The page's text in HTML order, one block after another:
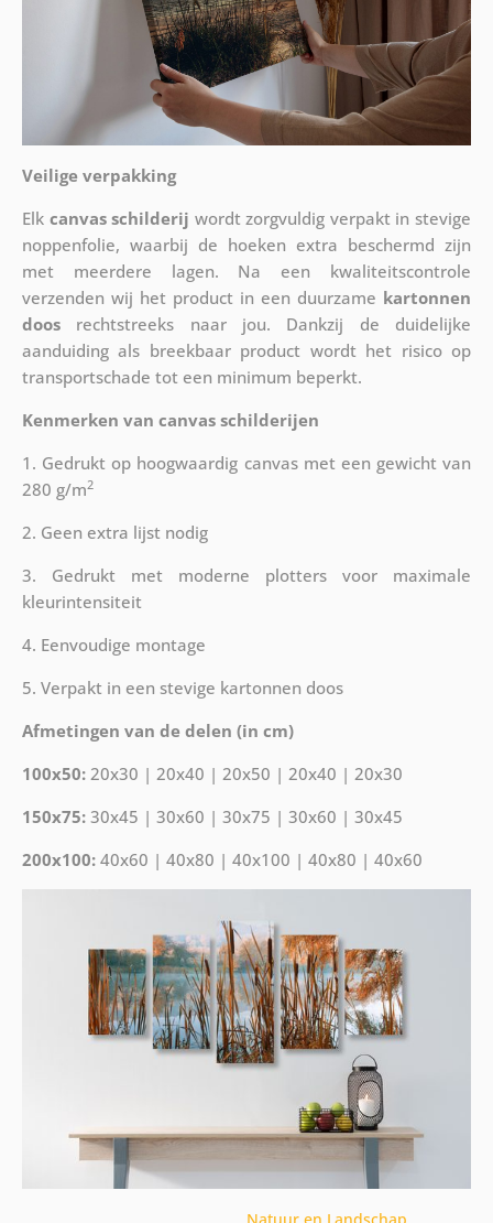
Veilige verpakking
Elk canvas schilderij wordt zorgvuldig verpakt in stevige
noppenfolie, waarbij de hoeken extra beschermd zijn
met meerdere lagen. Na een kwaliteitscontrole
verzenden wij het product in een duurzame kartonnen
doosrechtstreeks naar jou. Dankzij de duidelijke
aanduiding als breekbaar product wordt het risico op
transportschade tot een minimum beperkt.
Kenmerken van canvas schilderijen
1. Gedrukt op hoogwaardig canvas met een gewicht van
280 g/m2
2. Geen extra lijst nodig
3. Gedrukt met moderne plotters voor maximale
kleurintensiteit
4. Eenvoudige montage
5. Verpakt in een stevige kartonnen doos
Afmetingen van de delen (in cm)
100x50:20x30 | 20x40 | 20x50 | 20x40 | 20x30
150x75:30x45 | 30x60 | 30x75 | 30x60 | 30x45
200x100:40x60 | 40x80 | 40x100 | 40x80 | 40x60